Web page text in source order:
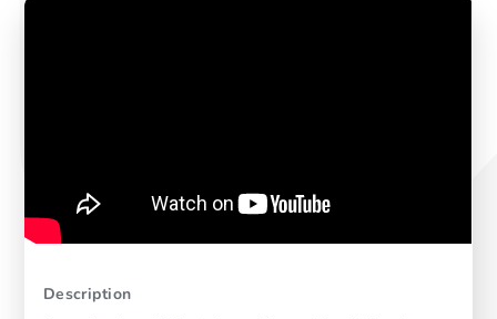
Description